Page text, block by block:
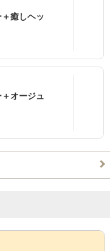
＋癒しヘッ
＋オージュ